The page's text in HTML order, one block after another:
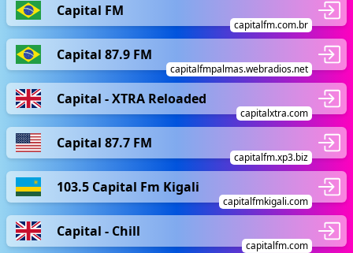
Capital FM
capitalfm.com.br
Capital 87.9 FM
capitalfmpalmas.webradios.net
Capital - XTRA Reloaded
capitalxtra.com
Capital 87.7 FM
capitalfm.xp3.biz
103.5 Capital Fm Kigali
capitalfmkigali.com
Capital - Chill
capitalfm.com